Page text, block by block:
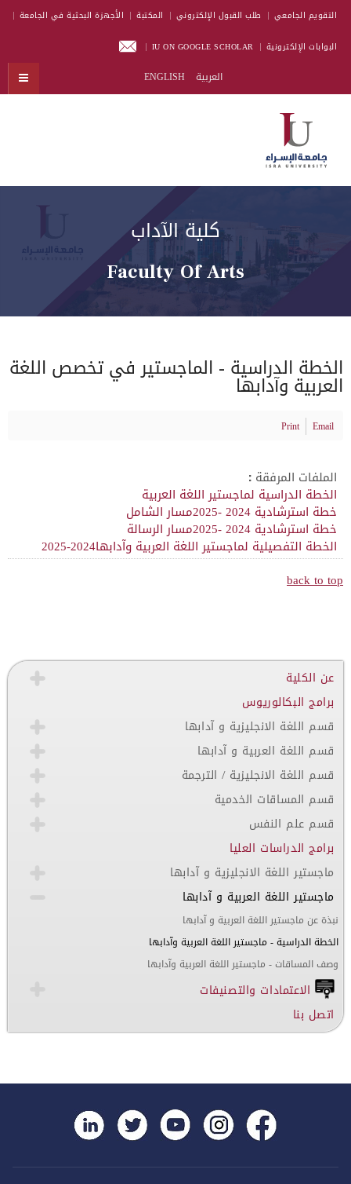
التقويم الجامعي طلب القبول الإلكتروني المكتبة الأجهزة البحثية في الجامعة
البوابات الإلكترونية IU ON GOOGLE SCHOLAR
العربية ENGLISH
كلية الآداب
Faculty Of Arts
الخطة الدراسية - الماجستير في تخصص اللغة
العربية وآدابها
Print Email
الملفات المرفقة :
الخطة الدراسية لماجستير اللغة العربية
خطة استرشادية 2024 -2025مسار الشامل
خطة استرشادية 2024 -2025مسار الرسالة
الخطة التفصيلية لماجستير اللغة العربية وآدابها2024-2025
back to top
عن الكلية
برامج البكالوريوس
قسم اللغة الانجليزية و آدابها
قسم اللغة العربية و آدابها
قسم اللغة الانجليزية / الترجمة
قسم المساقات الخدمية
قسم علم النفس
برامج الدراسات العليا
ماجستير اللغة الانجليزية و آدابها
ماجستير اللغة العربية و آدابها
نبذة عن ماجستير اللغة العربية و آدابها
الخطة الدراسية - ماجستير اللغة العربية وآدابها
وصف المساقات - ماجستير اللغة العربية وآدابها
الاعتمادات والتصنيفات
اتصل بنا